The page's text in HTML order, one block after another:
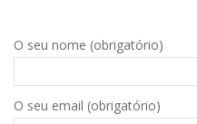
O seu nome (obrigatório)
O seu email (obrigatório)